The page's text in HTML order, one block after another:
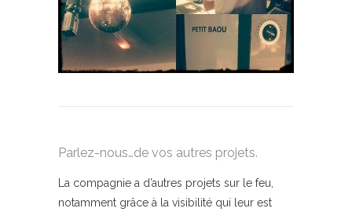
Parlez-nous…de vos autres projets.
La compagnie a d’autres projets sur le feu,
notamment grâce à la visibilité qui leur est